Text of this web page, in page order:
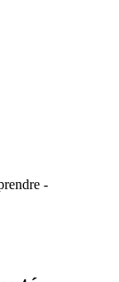
-